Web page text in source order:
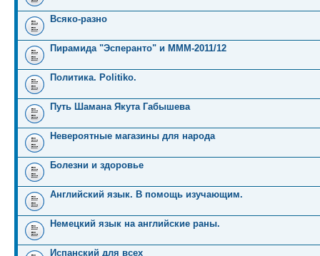
Всяко-разно
Пирамида "Эсперанто" и MMM-2011/12
Политика. Politiko.
Путь Шамана Якута Габышева
Невероятные магазины для народа
Болезни и здоровье
Английский язык. В помощь изучающим.
Немецкий язык на английские раны.
Испанский для всех